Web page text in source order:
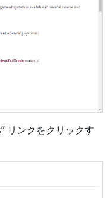
リンクをクリックす